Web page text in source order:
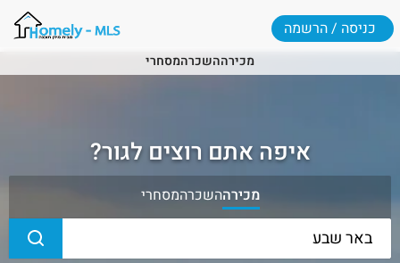
מכירההשכרהמסחרי
כניסה / הרשמה
איפה אתם רוצים לגור?
מכירההשכרהמסחרי